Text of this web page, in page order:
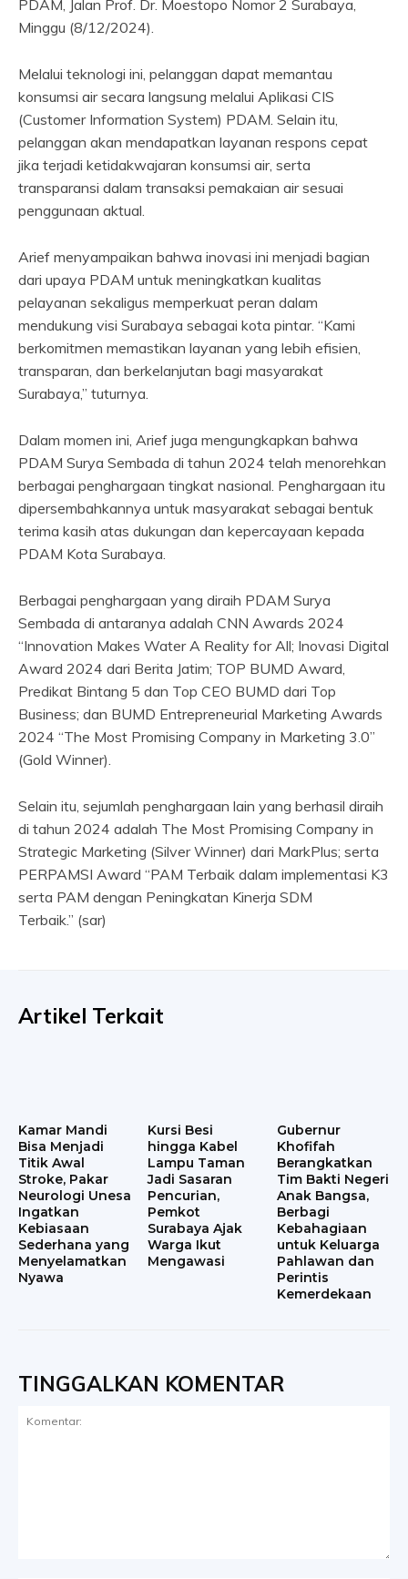
PDAM, Jalan Prof. Dr. Moestopo Nomor 2 Surabaya,
Minggu (8/12/2024).
Melalui teknologi ini, pelanggan dapat memantau
konsumsi air secara langsung melalui Aplikasi CIS
(Customer Information System) PDAM. Selain itu,
pelanggan akan mendapatkan layanan respons cepat
jika terjadi ketidakwajaran konsumsi air, serta
transparansi dalam transaksi pemakaian air sesuai
penggunaan aktual.
Arief menyampaikan bahwa inovasi ini menjadi bagian
dari upaya PDAM untuk meningkatkan kualitas
pelayanan sekaligus memperkuat peran dalam
mendukung visi Surabaya sebagai kota pintar. “Kami
berkomitmen memastikan layanan yang lebih efisien,
transparan, dan berkelanjutan bagi masyarakat
Surabaya,” tuturnya.
Dalam momen ini, Arief juga mengungkapkan bahwa
PDAM Surya Sembada di tahun 2024 telah menorehkan
berbagai penghargaan tingkat nasional. Penghargaan itu
dipersembahkannya untuk masyarakat sebagai bentuk
terima kasih atas dukungan dan kepercayaan kepada
PDAM Kota Surabaya.
Berbagai penghargaan yang diraih PDAM Surya
Sembada di antaranya adalah CNN Awards 2024
“Innovation Makes Water A Reality for All; Inovasi Digital
Award 2024 dari Berita Jatim; TOP BUMD Award,
Predikat Bintang 5 dan Top CEO BUMD dari Top
Business; dan BUMD Entrepreneurial Marketing Awards
2024 “The Most Promising Company in Marketing 3.0”
(Gold Winner).
Selain itu, sejumlah penghargaan lain yang berhasil diraih
di tahun 2024 adalah The Most Promising Company in
Strategic Marketing (Silver Winner) dari MarkPlus; serta
PERPAMSI Award “PAM Terbaik dalam implementasi K3
serta PAM dengan Peningkatan Kinerja SDM
Terbaik.” (sar)
Artikel Terkait
Kamar Mandi
Bisa Menjadi
Titik Awal
Stroke, Pakar
Neurologi Unesa
Ingatkan
Kebiasaan
Sederhana yang
Menyelamatkan
Nyawa
Kursi Besi
hingga Kabel
Lampu Taman
Jadi Sasaran
Pencurian,
Pemkot
Surabaya Ajak
Warga Ikut
Mengawasi
Gubernur
Khofifah
Berangkatkan
Tim Bakti Negeri
Anak Bangsa,
Berbagi
Kebahagiaan
untuk Keluarga
Pahlawan dan
Perintis
Kemerdekaan
TINGGALKAN KOMENTAR